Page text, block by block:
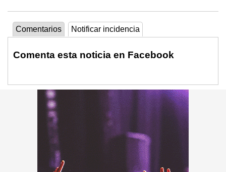
Comentarios Notificar incidencia
Comenta esta noticia en Facebook